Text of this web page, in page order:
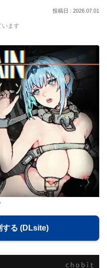
2026.07.01
ます
する (DLsite)